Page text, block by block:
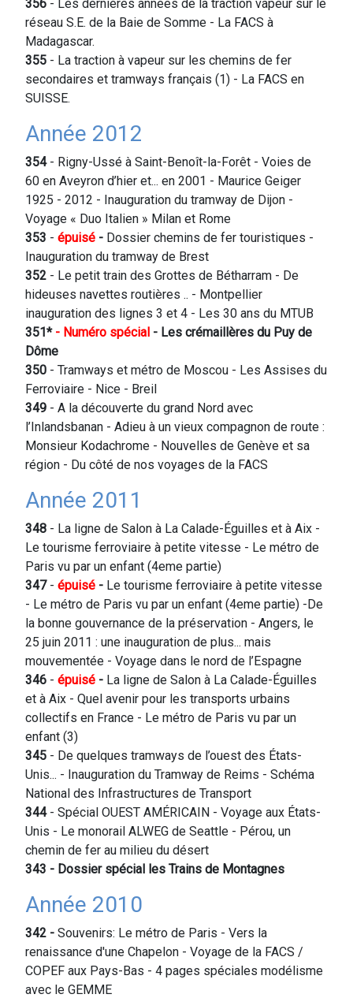
356 - Les dernières années de la traction vapeur sur le
réseau S.E. de la Baie de Somme - La FACS à
Madagascar.
355 - La traction à vapeur sur les chemins de fer
secondaires et tramways français (1) - La FACS en
SUISSE.
Année 2012
354- Rigny-Ussé à Saint-Benoît-la-Forêt - Voies de
60 en Aveyron d’hier et... en 2001 - Maurice Geiger
1925 - 2012 - Inauguration du tramway de Dijon -
Voyage « Duo Italien » Milan et Rome
353 - épuisé - Dossier chemins de fer touristiques -
Inauguration du tramway de Brest
352 - Le petit train des Grottes de Bétharram - De
hideuses navettes routières .. - Montpellier
inauguration des lignes 3 et 4 - Les 30 ans du MTUB
351* - Numéro spécial - Les crémaillères du Puy de
Dôme
350 - Tramways et métro de Moscou - Les Assises du
Ferroviaire - Nice - Breil
349 - A la découverte du grand Nord avec
l’Inlandsbanan - Adieu à un vieux compagnon de route :
Monsieur Kodachrome - Nouvelles de Genève et sa
région - Du côté de nos voyages de la FACS
Année 2011
348 - La ligne de Salon à La Calade-Éguilles et à Aix -
Le tourisme ferroviaire à petite vitesse - Le métro de
Paris vu par un enfant (4eme partie)
347- épuisé - Le tourisme ferroviaire à petite vitesse
- Le métro de Paris vu par un enfant (4eme partie) -De
la bonne gouvernance de la préservation - Angers, le
25 juin 2011 : une inauguration de plus... mais
mouvementée - Voyage dans le nord de l’Espagne
346 - épuisé - La ligne de Salon à La Calade-Éguilles
et à Aix - Quel avenir pour les transports urbains
collectifs en France - Le métro de Paris vu par un
enfant (3)
345 - De quelques tramways de l’ouest des États-
Unis... - Inauguration du Tramway de Reims - Schéma
National des Infrastructures de Transport
344- Spécial OUEST AMÉRICAIN - Voyage aux États-
Unis - Le monorail ALWEG de Seattle - Pérou, un
chemin de fer au milieu du désert
343 - Dossier spécial les Trains de Montagnes
Année 2010
342 - Souvenirs: Le métro de Paris - Vers la
renaissance d'une Chapelon - Voyage de la FACS /
COPEF aux Pays-Bas - 4 pages spéciales modélisme
avec le GEMME